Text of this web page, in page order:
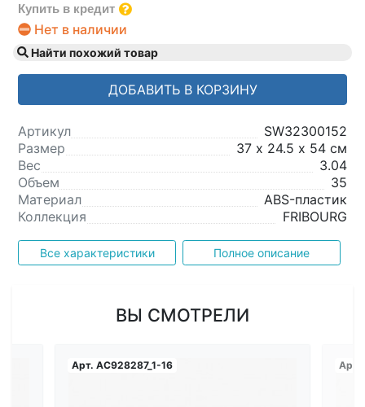
Купить в кредит
Нет в наличии
Найти похожий товар
ДОБАВИТЬ В КОРЗИНУ
Артикул
SW32300152
Размер
37 х 24.5 х 54 см
Вес
3.04
Объем
35
Материал
ABS-пластик
Коллекция
FRIBOURG
Все характеристики Полное описание
ВЫ СМОТРЕЛИ
Арт. AC928287_1-16 Арт.